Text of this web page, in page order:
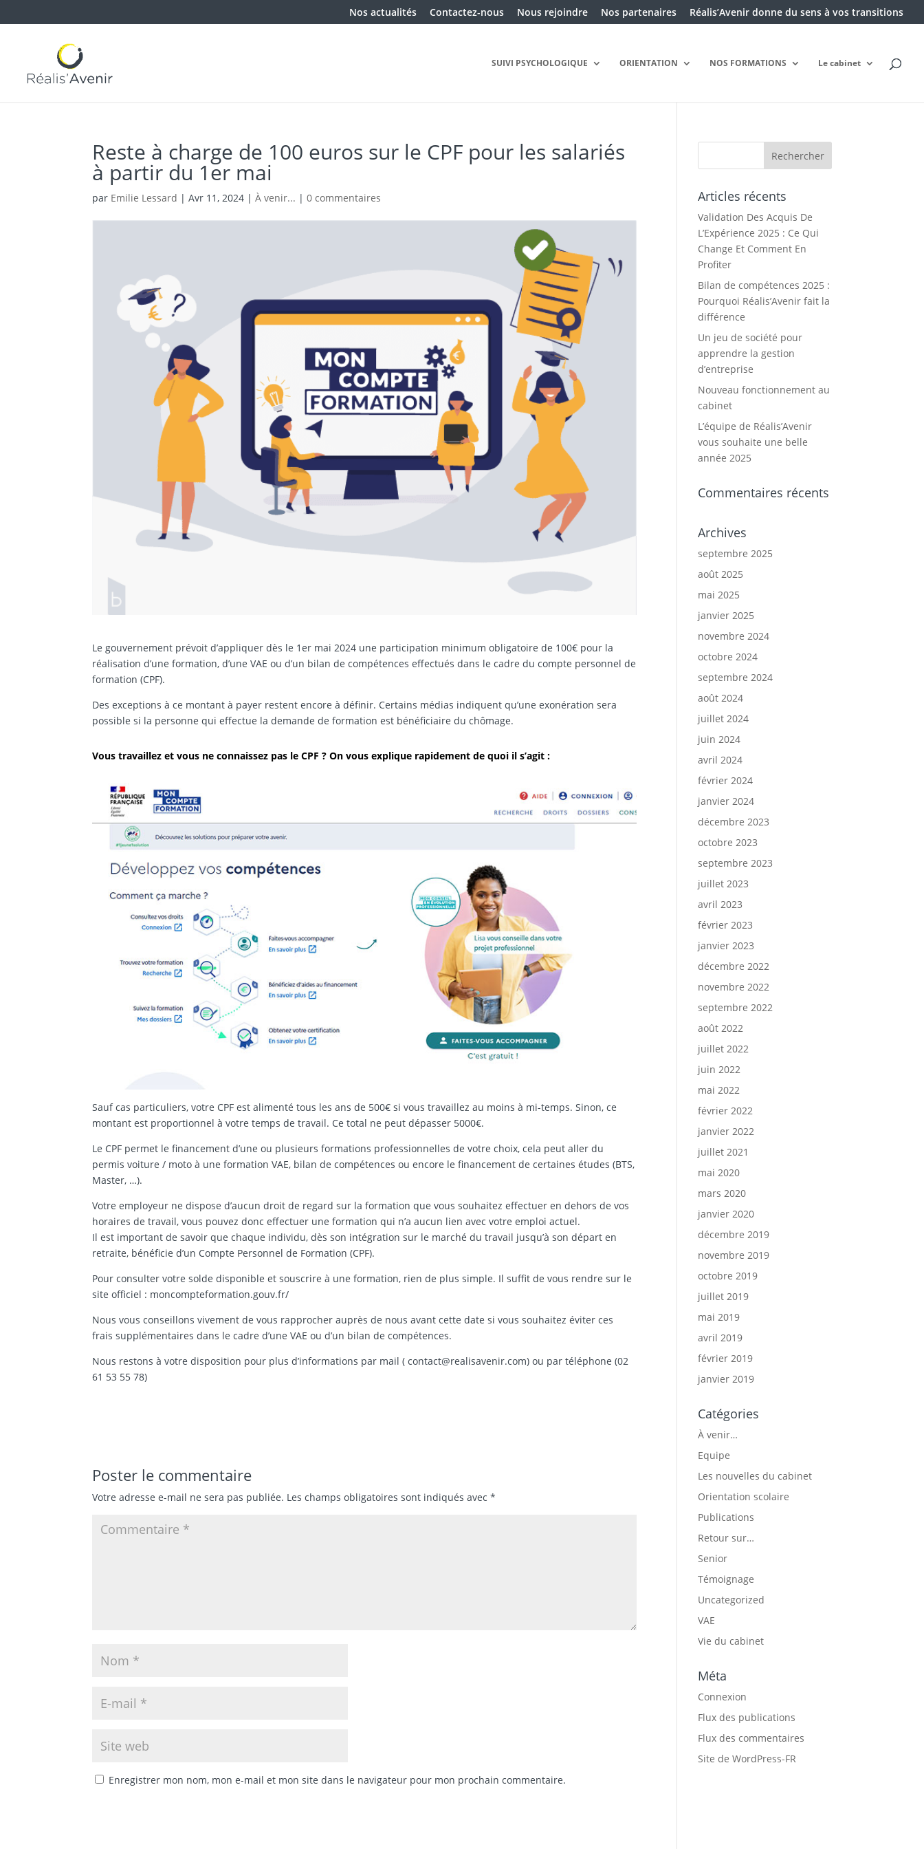
Nos actualités Contactez-nous Nous rejoindre Nos partenaires Réalis’Avenir donne du sens à vos transitions
SUIVI PSYCHOLOGIQUE ORIENTATION NOS FORMATIONS Le cabinet
Reste à charge de 100 euros sur le CPF pour les salariés
à partir du 1er mai
par Emilie Lessard |Avr 11, 2024 |À venir... |0 commentaires
Le gouvernement prévoit d’appliquer dès le 1er mai 2024 une participation minimum obligatoire de 100€ pour la
réalisation d’une formation, d’une VAE ou d’un bilan de compétences effectués dans le cadre du compte personnel de
formation (CPF).
Des exceptions à ce montant à payer restent encore à définir. Certains médias indiquent qu’une exonération sera
possible si la personne qui effectue la demande de formation est bénéficiaire du chômage.
Vous travaillez et vous ne connaissez pas le CPF ? On vous explique rapidement de quoi il s’agit :
Sauf cas particuliers, votre CPF est alimenté tous les ans de 500€ si vous travaillez au moins à mi-temps. Sinon, ce
montant est proportionnel à votre temps de travail. Ce total ne peut dépasser 5000€.
Le CPF permet le financement d’une ou plusieurs formations professionnelles de votre choix, cela peut aller du
permis voiture / moto à une formation VAE, bilan de compétences ou encore le financement de certaines études (BTS,
Master, …).
Votre employeur ne dispose d’aucun droit de regard sur la formation que vous souhaitez effectuer en dehors de vos
horaires de travail, vous pouvez donc effectuer une formation qui n’a aucun lien avec votre emploi actuel.
Il est important de savoir que chaque individu, dès son intégration sur le marché du travail jusqu’à son départ en
retraite, bénéficie d’un Compte Personnel de Formation (CPF).
Pour consulter votre solde disponible et souscrire à une formation, rien de plus simple. Il suffit de vous rendre sur le
site officiel : moncompteformation.gouv.fr/
Nous vous conseillons vivement de vous rapprocher auprès de nous avant cette date si vous souhaitez éviter ces
frais supplémentaires dans le cadre d’une VAE ou d’un bilan de compétences.
Nous restons à votre disposition pour plus d’informations par mail ( contact@realisavenir.com) ou par téléphone (02
61 53 55 78)
Poster le commentaire
Votre adresse e-mail ne sera pas publiée. Les champs obligatoires sont indiqués avec*
Enregistrer mon nom, mon e-mail et mon site dans le navigateur pour mon prochain commentaire.
Articles récents
Validation Des Acquis De
L’Expérience 2025 : Ce Qui
Change Et Comment En
Profiter
Bilan de compétences 2025 :
Pourquoi Réalis’Avenir fait la
différence
Un jeu de société pour
apprendre la gestion
d’entreprise
Nouveau fonctionnement au
cabinet
L’équipe de Réalis’Avenir
vous souhaite une belle
année 2025
Commentaires récents
Archives
septembre 2025
août 2025
mai 2025
janvier 2025
novembre 2024
octobre 2024
septembre 2024
août 2024
juillet 2024
juin 2024
avril 2024
février 2024
janvier 2024
décembre 2023
octobre 2023
septembre 2023
juillet 2023
avril 2023
février 2023
janvier 2023
décembre 2022
novembre 2022
septembre 2022
août 2022
juillet 2022
juin 2022
mai 2022
février 2022
janvier 2022
juillet 2021
mai 2020
mars 2020
janvier 2020
décembre 2019
novembre 2019
octobre 2019
juillet 2019
mai 2019
avril 2019
février 2019
janvier 2019
Catégories
À venir…
Equipe
Les nouvelles du cabinet
Orientation scolaire
Publications
Retour sur…
Senior
Témoignage
Uncategorized
VAE
Vie du cabinet
Méta
Connexion
Flux des publications
Flux des commentaires
Site de WordPress-FR